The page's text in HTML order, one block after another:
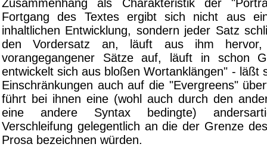
Zusammenhang als Charakteristik der
Fortgang des Textes ergibt sich nicht aus
inhaltlichen Entwicklung, sondern jeder Satz
den Vordersatz an, läuft aus ihm hervor,
vorangegangener Sätze auf, läuft in schon
entwickelt sich aus bloßen Wortanklängen" - läßt
Einschränkungen auch auf die "Evergreens"
führt bei ihnen eine (wohl auch durch den
eine andere Syntax bedingte)
Verschleifung gelegentlich an die der Grenze
Prosa bezeichnen würden.